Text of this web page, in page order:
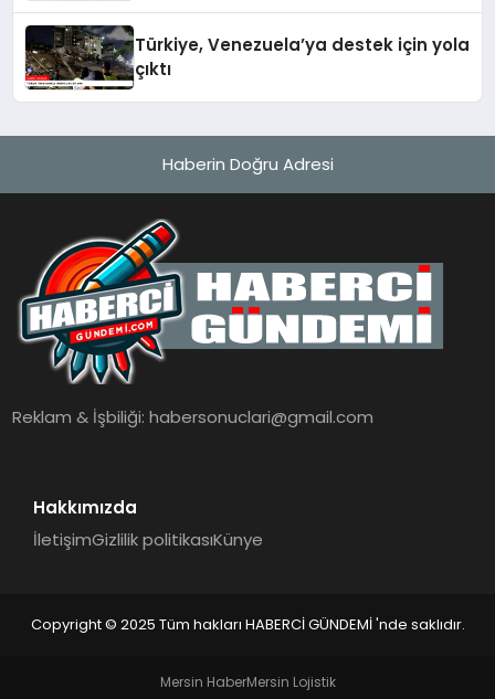
Türkiye, Venezuela’ya destek için yola
çıktı
Haberin Doğru Adresi
Reklam & İşbiliği:habersonuclari@gmail.com
Hakkımızda
İletişimGizlilik politikasıKünye
Copyright © 2025 Tüm hakları HABERCİ GÜNDEMİ 'nde saklıdır.
Mersin HaberMersin Lojistik